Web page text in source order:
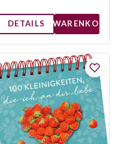
DETAILS WARENKORB